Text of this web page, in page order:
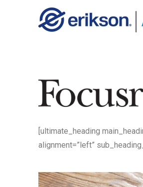
[ultimate_heading
alignment=”left”